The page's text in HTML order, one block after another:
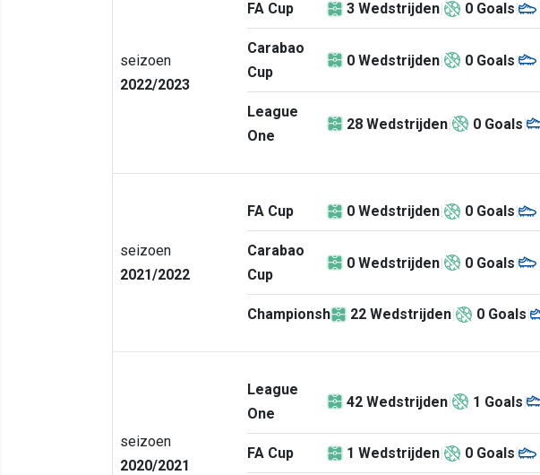
seizoen
2022/2023
FA Cup 3 Wedstrijden 0 Goals
Carabao
Cup
0 Wedstrijden 0 Goals
League
One
28 Wedstrijden 0 Goals
seizoen
2021/2022
FA Cup 0 Wedstrijden 0 Goals
Carabao
Cup
0 Wedstrijden 0 Goals
Championship 22 Wedstrijden 0 Goals
seizoen
2020/2021
League
One
42 Wedstrijden 1 Goals
FA Cup 1 Wedstrijden 0 Goals